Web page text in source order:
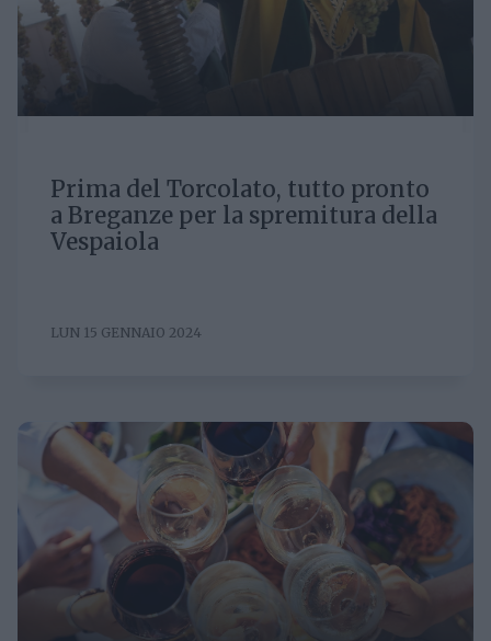
Prima del Torcolato, tutto pronto
a Breganze per la spremitura della
Vespaiola
LUN 15 GENNAIO 2024